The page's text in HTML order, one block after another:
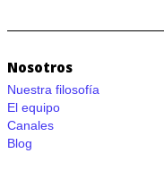
Nosotros
Nuestra filosofía
El equipo
Canales
Blog